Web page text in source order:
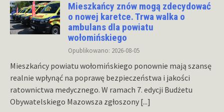
Mieszkańcy znów mogą zdecydować
o nowej karetce. Trwa walka o
ambulans dla powiatu
wołomińskiego
Opublikowano: 2026-08-05
Mieszkańcy powiatu wołomińskiego ponownie mają szansę
realnie wpłynąć na poprawę bezpieczeństwa i jakości
ratownictwa medycznego. W ramach 7. edycji Budżetu
Obywatelskiego Mazowsza zgłoszony [...]